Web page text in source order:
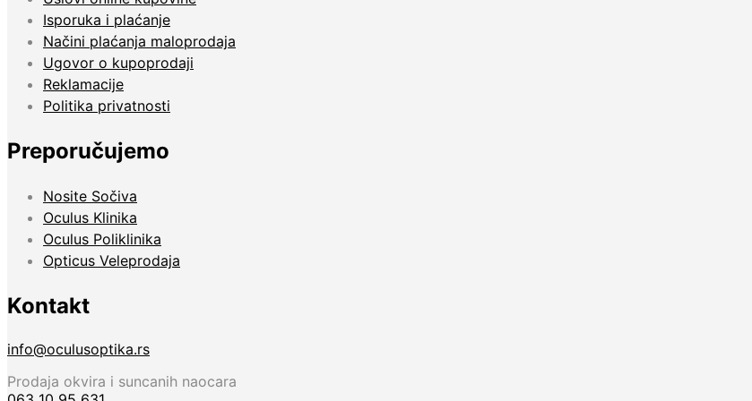
Isporuka i plaćanje
Načini plaćanja maloprodaja
Ugovor o kupoprodaji
Reklamacije
Politika privatnosti
Preporučujemo
Nosite Sočiva
Oculus Klinika
Oculus Poliklinika
Opticus Veleprodaja
Kontakt
info@oculusoptika.rs
Prodaja okvira i suncanih naocara